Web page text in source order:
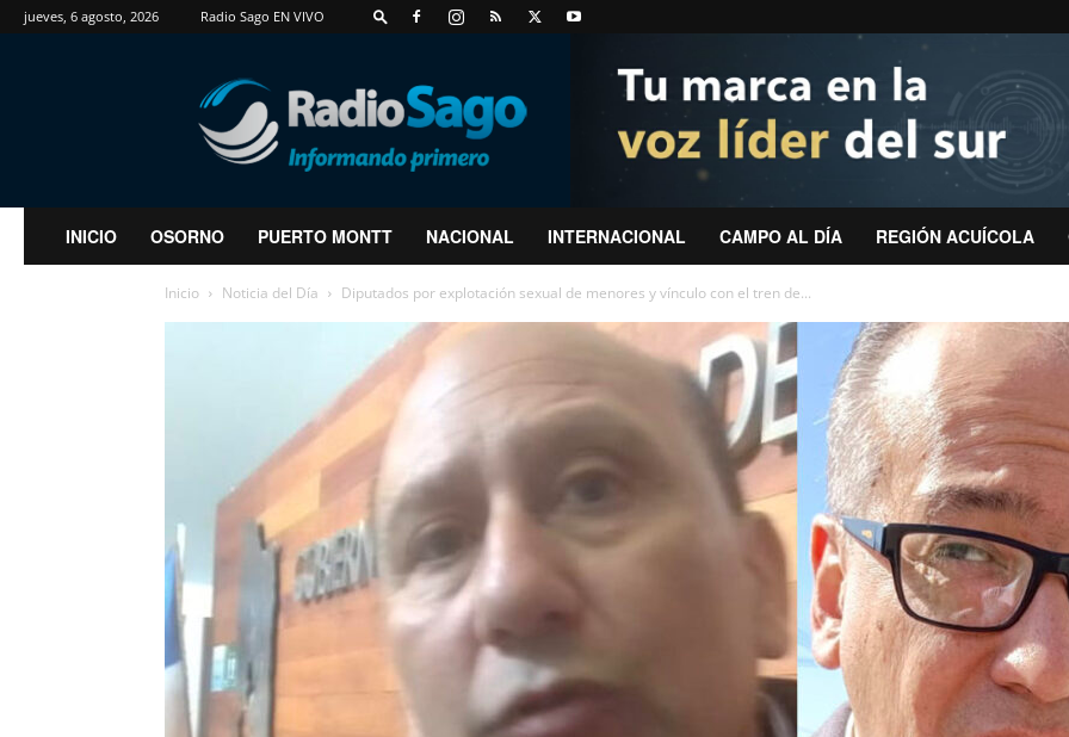
jueves, 6 agosto, 2026 Radio Sago EN VIVO
RadioSago
INICIO OSORNO PUERTO MONTT NACIONAL INTERNACIONAL CAMPO AL DÍA REGIÓN ACUÍCOLA
Inicio Noticia del Día Diputados por explotación sexual de menores y vínculo con el tren de...